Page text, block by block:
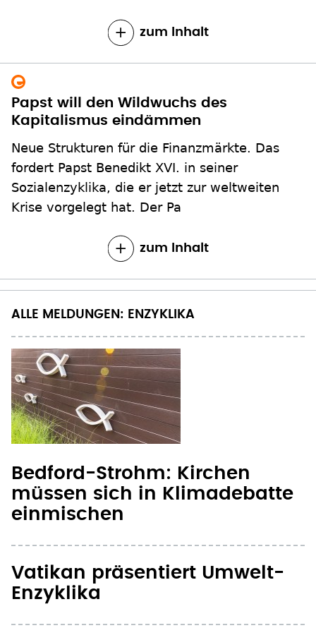
zum Inhalt
Papst will den Wildwuchs des
Kapitalismus eindämmen
Neue Strukturen für die Finanzmärkte. Das
fordert Papst Benedikt XVI. in seiner
Sozialenzyklika, die er jetzt zur weltweiten
Krise vorgelegt hat. Der Pa
zum Inhalt
ALLE MELDUNGEN: ENZYKLIKA
Bedford-Strohm: Kirchen
müssen sich in Klimadebatte
einmischen
Vatikan präsentiert Umwelt-
Enzyklika